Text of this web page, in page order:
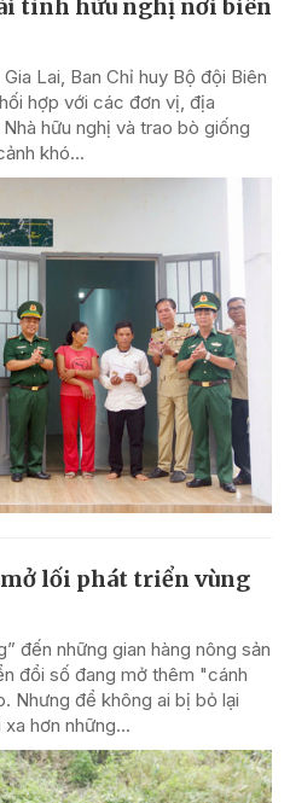
tình hữu nghị nơi biên
Lai, Ban Chỉ huy Bộ đội Biên
hợp với các đơn vị, địa
hữu nghị và trao bò giống
khó...
lối phát triển vùng
đến những gian hàng nông sản
đổi số đang mở thêm "cánh
Nhưng để không ai bị bỏ lại
hơn những...